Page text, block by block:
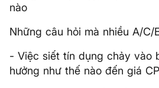
nào
Những câu hỏi mà nhiều A/C/
- Việc siết tín dụng chảy vào
hưởng như thế nào đến giá